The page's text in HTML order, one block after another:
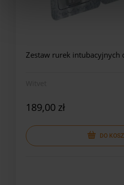
Zestaw rurek intubacyjnych
189,00 zł
DO